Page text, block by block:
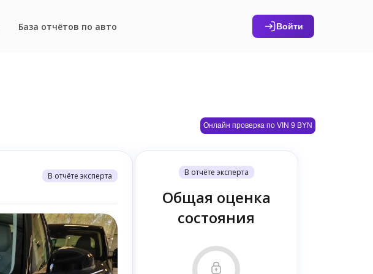
База отчётов по авто Войти
Онлайн проверка по VIN 9 BYN
В отчёте эксперта В отчёте эксперта
Общая оценка
состояния